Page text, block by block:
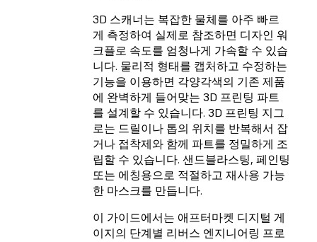
3D 스캐너는 복잡한 물체를 아주 빠르
게 측정하여 실제로 참조하면 디자인 워
크플로 속도를 엄청나게 가속할 수 있습
니다. 물리적 형태를 캡처하고 수정하는
기능을 이용하면 각양각색의 기존 제품
에 완벽하게 들어맞는 3D 프린팅 파트
를 설계할 수 있습니다. 3D 프린팅 지그
로는 드릴이나 톱의 위치를 반복해서 잡
거나 접착제와 함께 파트를 정밀하게 조
립할 수 있습니다. 샌드블라스팅, 페인팅
또는 에칭용으로 적절하고 재사용 가능
한 마스크를 만듭니다.
이 가이드에서는 애프터마켓 디지털 게
이지의 단계별 리버스 엔지니어링 프로